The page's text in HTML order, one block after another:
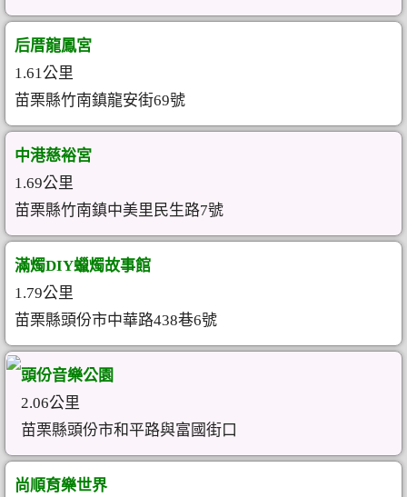
后厝龍鳳宮
1.61公里
苗栗縣竹南鎮龍安街69號
中港慈裕宮
1.69公里
苗栗縣竹南鎮中美里民生路7號
滿燭DIY蠟燭故事館
1.79公里
苗栗縣頭份市中華路438巷6號
頭份音樂公園
2.06公里
苗栗縣頭份市和平路與富國街口
尚順育樂世界